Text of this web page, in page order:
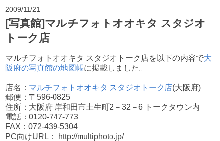
2009/11/21
[写真館]マルチフォトオオキタ スタジオ
トーク店
マルチフォトオオキタ スタジオトーク店を以下の内容で大
阪府の写真館の地図帳に掲載しました。
店名： マルチフォトオオキタ スタジオトーク店(大阪府)
郵便：〒596-0825
住所：大阪府 岸和田市土生町2－32－6 トークタウン内
電話：0120-747-773
FAX：072-439-5304
PC向けURL： http://multiphoto.jp/